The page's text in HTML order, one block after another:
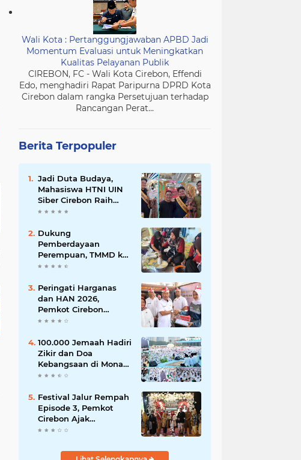
Wali Kota : Pertanggungjawaban APBD Jadi
Momentum Evaluasi untuk Meningkatkan
Kualitas Pelayanan Publik
CIREBON, FC - Wali Kota Cirebon, Effendi
Edo, menghadiri Rapat Paripurna DPRD Kota
Cirebon dalam rangka Persetujuan terhadap
Rancangan Perat...
Berita Terpopuler
Jadi Duta Budaya,
Mahasiswa HTNI UIN
Siber Cirebon Raih
Juara 1 Duta Batik DKI
Dukung
Pemberdayaan
Perempuan, TMMD ke-
129 Kodim 0620/Kab.
Tata Boga
Peringati Harganas
dan HAN 2026,
Pemkot Cirebon
Perkuat Komitmen
Anak
100.000 Jemaah Hadiri
Zikir dan Doa
Kebangsaan di Monas,
Wujud Syukur atas
Festival Jalur Rempah
Episode 3, Pemkot
Cirebon Ajak
Masyarakat Lestarikan
Warisan Budaya